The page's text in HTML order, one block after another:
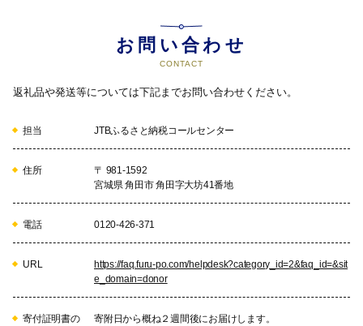
お問い合わせ
CONTACT
返礼品や発送等については下記までお問い合わせください。
担当 JTBふるさと納税コールセンター
住所
〒 981-1592
宮城県 角田市 角田字大坊41番地
電話 0120-426-371
URL
https://faq.furu-po.com/helpdesk?category_id=2&faq_id=&sit
e_domain=donor
寄付証明書の
寄附日から概ね２週間後にお届けします。